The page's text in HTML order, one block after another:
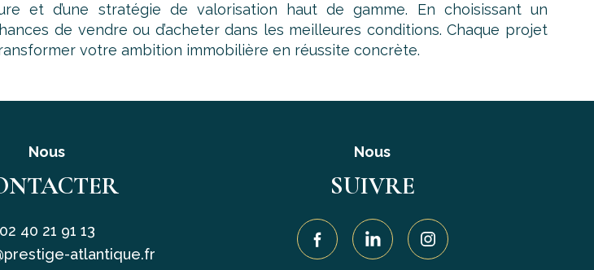
et d’une stratégie de valorisation haut de gamme. En choisissant un
de vendre ou d’acheter dans les meilleures conditions. Chaque projet
votre ambition immobilière en réussite concrète.
Nous
02 40 21 91 13
atlantique.fr
Nous
SUIVRE